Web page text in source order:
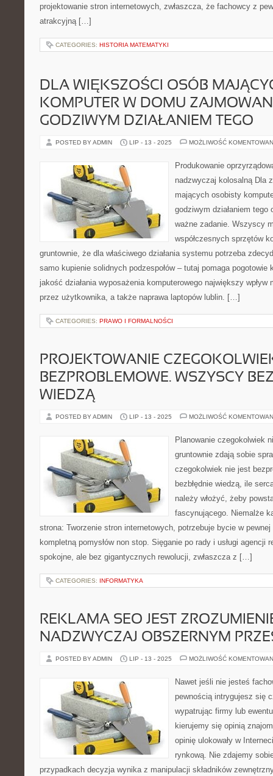
projektowanie stron internetowych, zwłaszcza, że fachowcy z
atrakcyjną […]
CATEGORIES: HISTORIA MATEMATYKI
DLA WIĘKSZOŚCI OSÓB
KOMPUTER W DOMU
GODZIWYM DZIAŁANIEM TEGO
POSTED BY ADMIN LIP - 13 - 2025 MOŻLIWOŚĆ
Produkowanie
nadzwyczaj kolosalną Dla
mających osobisty
godziwym działaniem tego
ważne zadanie. Wszyscy
współczesnych sprzętów
gruntownie, że dla właściwego działania systemu potrzeba
samo kupienie solidnych podzespołów – tutaj pomaga pogotowie
jakość działania wyposażenia komputerowego największy wpływ
przez użytkownika, a także naprawa laptopów lublin. […]
CATEGORIES: PRAWO I FORMALNOŚCI
PROJEKTOWANIE
BEZPROBLEMOWE. WSZYSCY
WIEDZĄ
POSTED BY ADMIN LIP - 13 - 2025 MOŻLIWOŚĆ
Planowanie czegokolwiek
gruntownie zdają sobie
czegokolwiek nie jest
bezbłędnie wiedzą, ile
należy włożyć, żeby
fascynującego. Niemalże
strona: Tworzenie stron internetowych, potrzebuje bycie w pewnej
kompletną pomysłów non stop. Sięganie po rady i usługi agencji
spokojne, ale bez gigantycznych rewolucji, zwłaszcza z […]
CATEGORIES: INFORMATYKA
REKLAMA SEO JEST
NADZWYCZAJ OBSZERNYM
POSTED BY ADMIN LIP - 13 - 2025 MOŻLIWOŚĆ
Nawet jeśli nie jesteś
pewnością intrygujesz się
wypatrując firmy lub
kierujemy się opinią
opinię ulokowały w
rynkową. Nie zdajemy
przypadkach decyzja wynika z manipulacji składników